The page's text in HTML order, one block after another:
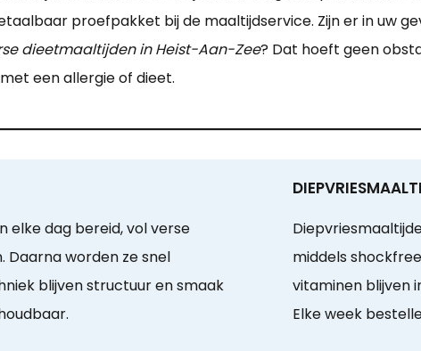
proefpakket bij de maaltijdservice. Zijn er in uw
dieetmaaltijden in Heist-Aan-Zee? Dat hoeft geen
een allergie of dieet.
elke dag bereid, vol verse
worden ze snel
blijven structuur en smaak
middels
vitaminen blijven
Elke week